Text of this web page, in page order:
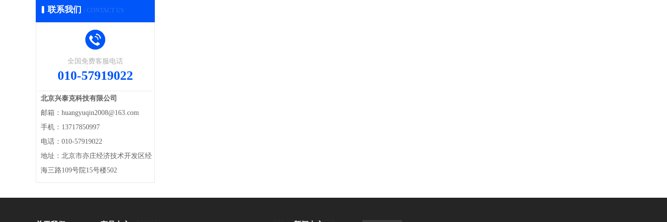
联系我们 / CONTACT US
全国免费客服电话
010-57919022
北京兴泰克科技有限公司
邮箱：huangyuqin2008@163.com
手机：13717850997
电话：010-57919022
地址：北京市亦庄经济技术开发区经
海三路109号院15号楼502